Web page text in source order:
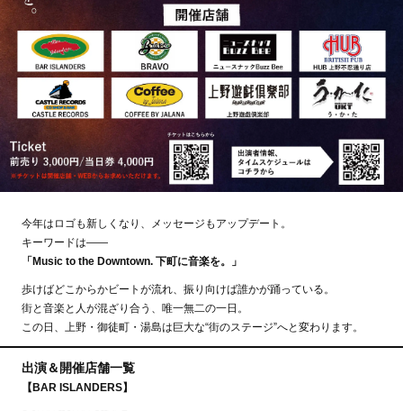
今年はロゴも新しくなり、メッセージもアップデート。
キーワードは――
「Music to the Downtown. 下町に音楽を。」
歩けばどこからかビートが流れ、振り向けば誰かが踊っている。
街と音楽と人が混ざり合う、唯一無二の一日。
この日、上野・御徒町・湯島は巨大な“街のステージ”へと変わります。
出演＆開催店舗一覧
【BAR ISLANDERS】